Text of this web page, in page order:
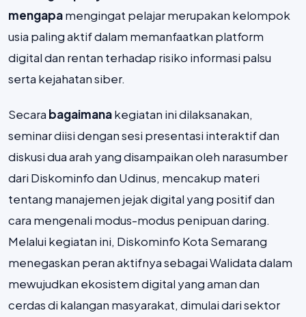
mengapamengingat pelajar merupakan kelompok
usia paling aktif dalam memanfaatkan platform
digital dan rentan terhadap risiko informasi palsu
serta kejahatan siber.
Secara bagaimanakegiatan ini dilaksanakan,
seminar diisi dengan sesi presentasi interaktif dan
diskusi dua arah yang disampaikan oleh narasumber
dari Diskominfo dan Udinus, mencakup materi
tentang manajemen jejak digital yang positif dan
cara mengenali modus-modus penipuan daring.
Melalui kegiatan ini, Diskominfo Kota Semarang
menegaskan peran aktifnya sebagai Walidata dalam
mewujudkan ekosistem digital yang aman dan
cerdas di kalangan masyarakat, dimulai dari sektor